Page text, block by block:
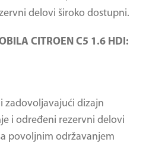
delovi široko dostupni.
CITROEN C5 1.6 HDI:
zadovoljavajući dizajn
i određeni rezervni delovi
povoljnim održavanjem